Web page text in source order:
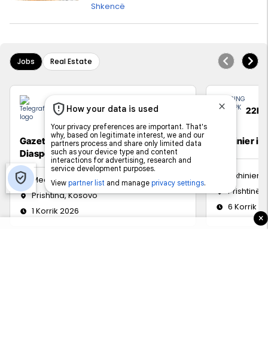
Shkencë
Jobs Real Estate
Telegrafi
Gazetar/e për edicionin Telegrafi
Diasporë
Media
Prishtina, Kosovo
1 Korrik 2026
Inxhinier i
Inxhinieri
Prishtinë
6 Korrik
×